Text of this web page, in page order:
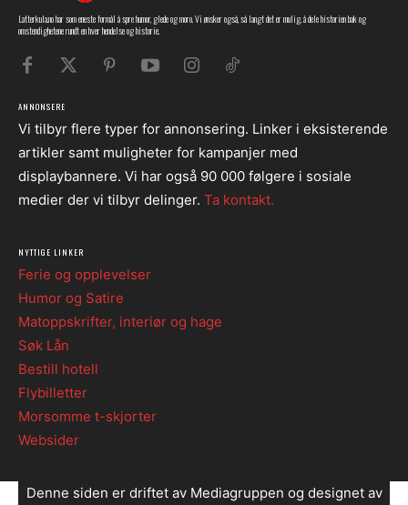
Latterkula.no har som eneste formål å spre humor, glede og moro. Vi ønsker også, så langt det er mulig, å dele historien bak og
omstendighetene rundt en hver hendelse og historie.
ANNONSERE
Vi tilbyr flere typer for annonsering. Linker i eksisterende
artikler samt muligheter for kampanjer med
displaybannere. Vi har også 90 000 følgere i sosiale
medier der vi tilbyr delinger. Ta kontakt.
NYTTIGE LINKER
Ferie og opplevelser
Humor og Satire
Matoppskrifter, interiør og hage
Søk Lån
Bestill hotell
Flybilletter
Morsomme t-skjorter
Websider
Denne siden er driftet av Mediagruppen og designet av